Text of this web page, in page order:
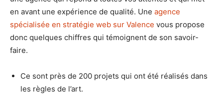
en avant une expérience de qualité. Une agence
spécialisée en stratégie web sur Valence vous propose
donc quelques chiffres qui témoignent de son savoir-
faire.
Ce sont près de 200 projets qui ont été réalisés dans
les règles de l’art.